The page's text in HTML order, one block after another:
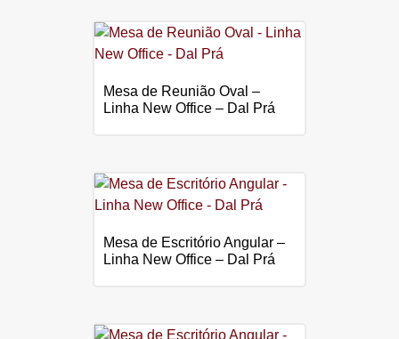
Mesa de Reunião Oval –
Linha New Office – Dal Prá
Mesa de Escritório Angular –
Linha New Office – Dal Prá